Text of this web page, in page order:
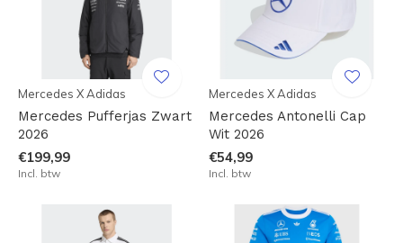
Mercedes X Adidas
Mercedes Pufferjas Zwart
2026
€199,99
Incl. btw
Mercedes X Adidas
Mercedes Antonelli Cap
Wit 2026
€54,99
Incl. btw